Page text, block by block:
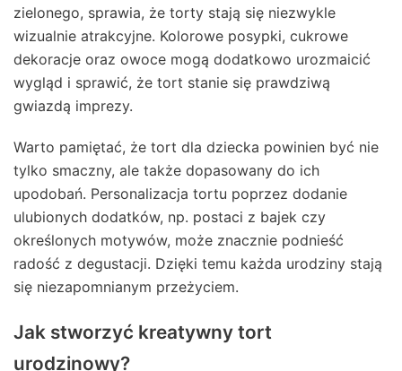
zielonego, sprawia, że torty stają się niezwykle
wizualnie atrakcyjne. Kolorowe posypki, cukrowe
dekoracje oraz owoce mogą dodatkowo urozmaicić
wygląd i sprawić, że tort stanie się prawdziwą
gwiazdą imprezy.
Warto pamiętać, że tort dla dziecka powinien być nie
tylko smaczny, ale także dopasowany do ich
upodobań. Personalizacja tortu poprzez dodanie
ulubionych dodatków, np. postaci z bajek czy
określonych motywów, może znacznie podnieść
radość z degustacji. Dzięki temu każda urodziny stają
się niezapomnianym przeżyciem.
Jak stworzyć kreatywny tort
urodzinowy?